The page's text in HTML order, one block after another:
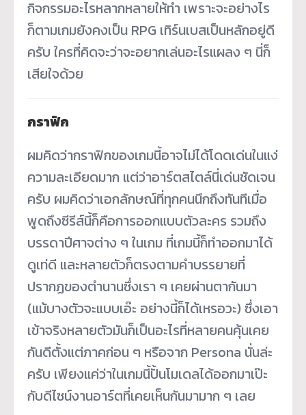
กิจกรรมอะไรหลากหลายให้ทำ เพราะจะอย่างไร
ก็ตามเกมยังคงเป็น RPG เทิร์นเบสเป็นหลักอยู่ดี
ครับ ใครที่คิดจะว่าจะอยากเล่นอะไรแผลง ๆ นี่ก็
เสียใจด้วย
กราฟิก
ผมคิดว่ากราฟิกของเกมนี้อาจไม่ได้โดดเด่นในแง่
ความละเอียดมาก แต่ว่าอาร์ตสไตล์นี่เด่นชัดเจน
ครับ ผมคิดว่าเอกลักษณ์ที่ทุกคนนึกถึงทันทีเมื่อ
พูดถึงซีรีส์นี้ก็คือการออกแบบตัวละคร รวมถึง
บรรดาปีศาจต่าง ๆ ในเกม ที่เกมนี้ก็ทำออกมาได้
ดูเท่ดี และหลายตัวก็ตรงตามคำบรรยายที่
ปรากฏของตำนานซึ่งเรา ๆ เคยผ่านตากันมา
(แม้บางตัวจะแบบเอ๊ะ อย่างนี้ก็ได้เหรอวะ) ซึ่งเอา
เข้าจริงหลายตัวมันก็เป็นอะไรที่หลายคนคุ้นเคย
กันดีตั้งแต่ภาคก่อน ๆ หรือจาก Persona นั่นล่ะ
ครับ เพียงแค่ว่าในเกมนี้ปั้นโมเดลได้ออกมาเป๊ะ
กับดีไซน์งานอาร์ตที่เคยเห็นกันมามาก ๆ เลย